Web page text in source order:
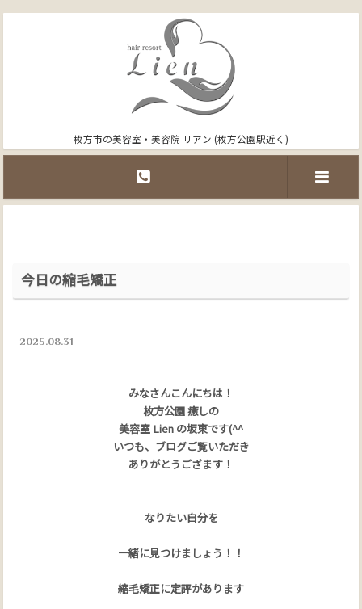
枚方市の美容室・美容院 リアン (枚方公園駅近く)
今日の縮毛矯正
2025.08.31
みなさんこんにちは！
枚方公園 癒しの
美容室 Lien の坂東です(^^
いつも、ブログご覧いただき
ありがとうござます！
なりたい自分を
一緒に見つけましょう！！
縮毛矯正に定評があります